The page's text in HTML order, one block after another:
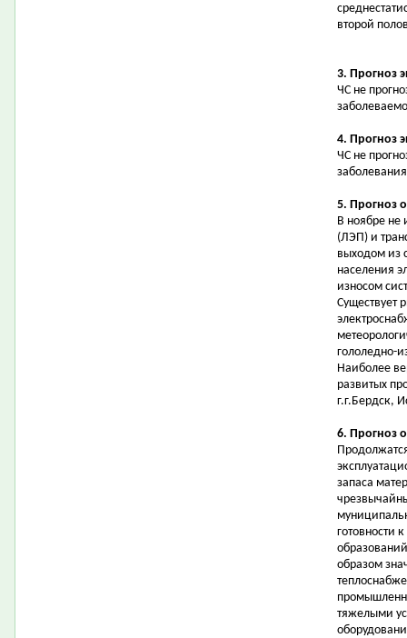
второй
3. Прогноз
ЧС не
4. Прогноз
ЧС не
5. Прогноз
В ноябре не
(ЛЭП) и
выходом из
населения
износом
Существует
гололедно-
Наиболее
развитых
г.г.Бердск,
6. Прогноз
запаса
готовности
образом
тяжелыми